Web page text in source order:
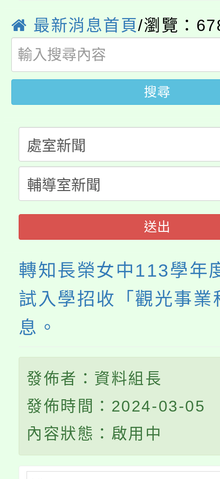
局官網。
8月14至27日，桃園電
開!
115年桃園市運動會8/
田徑場及游泳池舉行。
桃園市低收入戶享有免
視費優惠，中低收入戶
半價優惠，詳情可洽有
者。
大園自造教育及科技中
份教師增能研習
大溪自造教育及科技中
份教師研習
淨零綠生活教案入校路
會
115年食農教育專業人
程
最新消息首頁/瀏覽：
搜尋
送出
轉知長榮女中113學年
試入學招收「觀光事業
息。
發佈者：資料組長
發佈時間：2024-03-05
內容狀態：啟用中